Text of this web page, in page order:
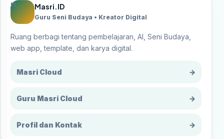
M Masri.ID
Guru Seni Budaya • Kreator Digital
Ruang berbagi tentang pembelajaran, AI, Seni Budaya,
web app, template, dan karya digital.
Masri Cloud →
Guru Masri Cloud →
Profil dan Kontak →